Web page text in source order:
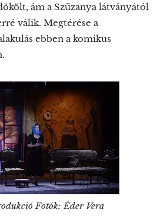
ám a Szűzanya látványától
válik. Megtérése a
ebben a komikus
Fotók: Éder Vera